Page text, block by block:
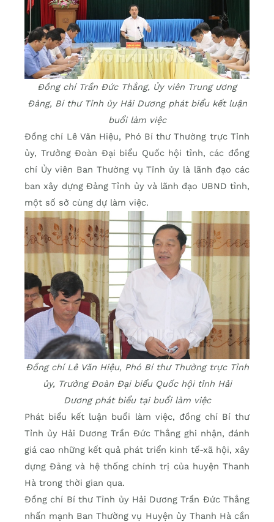
Đồng chí Trần Đức Thắng, Ủy viên Trung ương
Đảng, Bí thư Tỉnh ủy Hải Dương phát biểu kết luận
buổi làm việc
Đồng chí Lê Văn Hiệu, Phó Bí thư Thường trực Tỉnh
ủy, Trưởng Đoàn Đại biểu Quốc hội tỉnh, các đồng
chí Ủy viên Ban Thường vụ Tỉnh ủy là lãnh đạo các
ban xây dựng Đảng Tỉnh ủy và lãnh đạo UBND tỉnh,
một số sở cùng dự làm việc.
Đồng chí Lê Văn Hiệu, Phó Bí thư Thường trực Tỉnh
ủy, Trưởng Đoàn Đại biểu Quốc hội tỉnh Hải
Dương phát biểu tại buổi làm việc
Phát biểu kết luận buổi làm việc, đồng chí Bí thư
Tỉnh ủy Hải Dương Trần Đức Thắng ghi nhận, đánh
giá cao những kết quả phát triển kinh tế-xã hội, xây
dựng Đảng và hệ thống chính trị của huyện Thanh
Hà trong thời gian qua.
Đồng chí Bí thư Tỉnh ủy Hải Dương Trần Đức Thắng
nhấn mạnh Ban Thường vụ Huyện ủy Thanh Hà cần